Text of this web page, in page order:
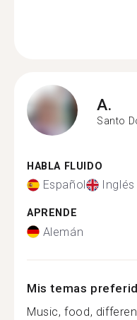
A.
Santo
HABLA FLUIDO
Español Inglés
APRENDE
Alemán
Mis temas
Music, food,